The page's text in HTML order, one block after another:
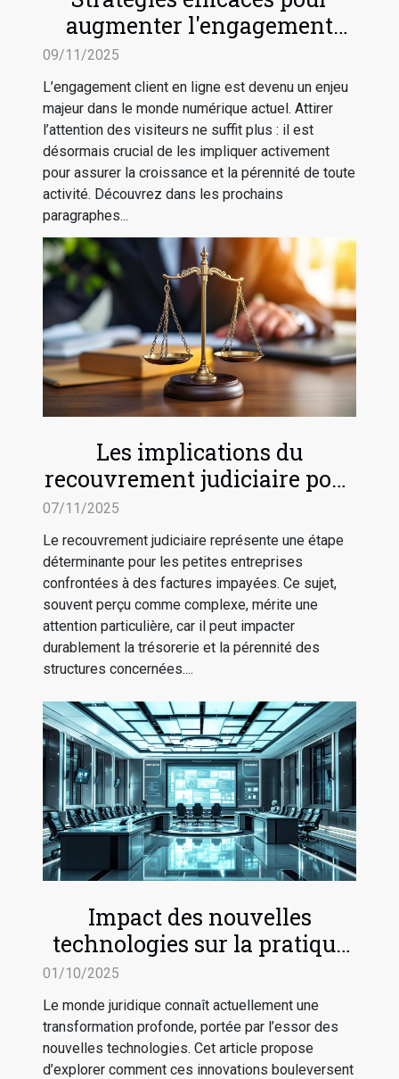
augmenter l'engagement
09/11/2025
L’engagement client en ligne est devenu un enjeu
majeur dans le monde numérique actuel. Attirer
l’attention des visiteurs ne suffit plus : il est
désormais crucial de les impliquer activement
pour assurer la croissance et la pérennité de toute
activité. Découvrez dans les prochains
paragraphes...
Les implications du
recouvrement judiciaire pour
les petites entreprises
07/11/2025
Le recouvrement judiciaire représente une étape
déterminante pour les petites entreprises
confrontées à des factures impayées. Ce sujet,
souvent perçu comme complexe, mérite une
attention particulière, car il peut impacter
durablement la trésorerie et la pérennité des
structures concernées....
Impact des nouvelles
technologies sur la pratique
01/10/2025
Le monde juridique connaît actuellement une
transformation profonde, portée par l’essor des
nouvelles technologies. Cet article propose
d’explorer comment ces innovations bouleversent